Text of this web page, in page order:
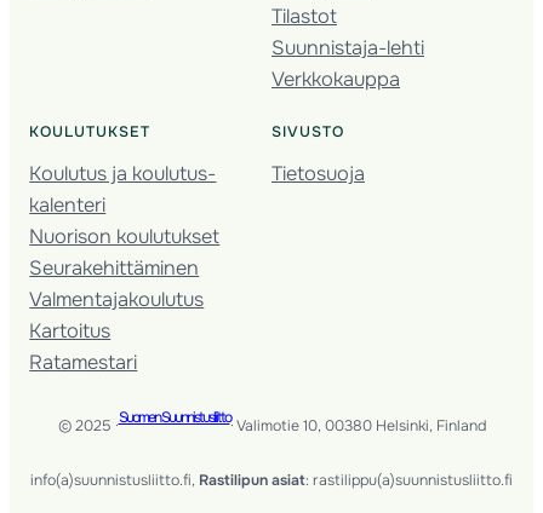
Tilastot
Suunnistaja-lehti
Verkkokauppa
KOULUTUKSET
Koulutus ja koulutus­
kalenteri
Nuorison koulutukset
Seura­kehittäminen
Valmentaja­koulutus
Kartoitus
Ratamestari
SIVUSTO
Tietosuoja
© 2025 ·Suomen Suunnistusliitto· Valimotie 10, 00380 Helsinki, Finland
info(a)suunnistusliitto.fi, Rastilipun asiat: rastilippu(a)suunnistusliitto.fi